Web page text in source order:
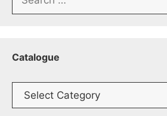
Catalogue
Catalogue